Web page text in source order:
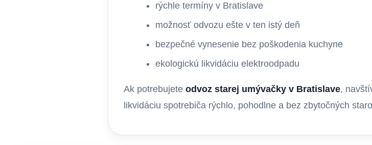
rýchle termíny v Bratislave
možnosť odvozu ešte v ten istý deň
bezpečné vynesenie bez poškodenia kuchyne
ekologickú likvidáciu elektroodpadu
Ak potrebujete odvoz starej umývačky v Bratislave,
likvidáciu spotrebiča rýchlo, pohodlne a bez zbytočných